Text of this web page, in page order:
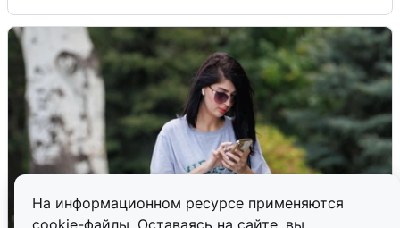
На информационном ресурсе применяются
cookie-файлы. Оставаясь на сайте, вы